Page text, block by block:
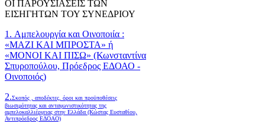
ΟΙ ΠΑΡΟΥΣΙΑΣΕΙΣ ΤΩΝ
ΕΙΣΗΓΗΤΩΝ ΤΟΥ ΣΥΝΕΔΡΙΟΥ
1. Αμπελουργία και Οινοποιία :
«ΜΑΖΙ ΚΑΙ ΜΠΡΟΣΤΑ» ή
«ΜΟΝΟΙ ΚΑΙ ΠΙΣΩ» (Κωνσταντίνα
Σπυροπούλου, Πρόεδρος ΕΔΟΑΟ -
Οινοποιός)
2.Σκοπός , αποδέκτες, όροι και προϋποθέσεις
βιωσιμότητας και ανταγωνιστικότητας της
αμπελοκαλλιέργειας στην Ελλάδα (Κώστας Ευσταθίου,
Αντιπρόεδρος ΕΔΟΑΟ)